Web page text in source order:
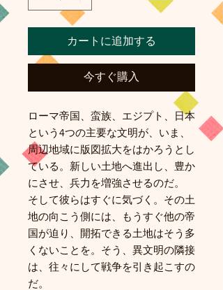
カートに追加する
今すぐ購入
ローマ帝国、蛮族、エジプト、日本
という4つの主要な文明が、いま、
周辺地域に版図拡大をはかろうとし
ている。新しい土地へ進出し、豊か
にさせ、兵力を増強させるのだ。
そして彼らはすぐに気づく。その土
地の向こう側には、もうすぐ他の帝
国が迫り、開拓できる土地はそう多
くないことを。そう、異文明の隣接
は、往々にして戦争を引き起こすの
だ。